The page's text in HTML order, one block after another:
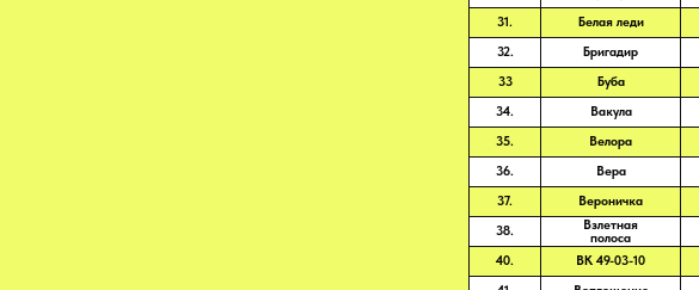
31.
Белая леди
32.
Бригадир
33
Буба
34.
Вакула
35.
Велора
36.
Вера
37.
Вероничка
38.
Взлетная
полоса
40.
ВК 49-03-10